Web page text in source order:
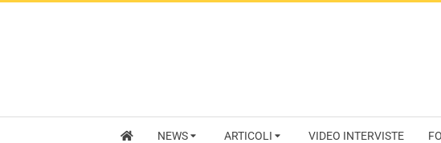
NEWS ARTICOLI VIDEO INTERVISTE